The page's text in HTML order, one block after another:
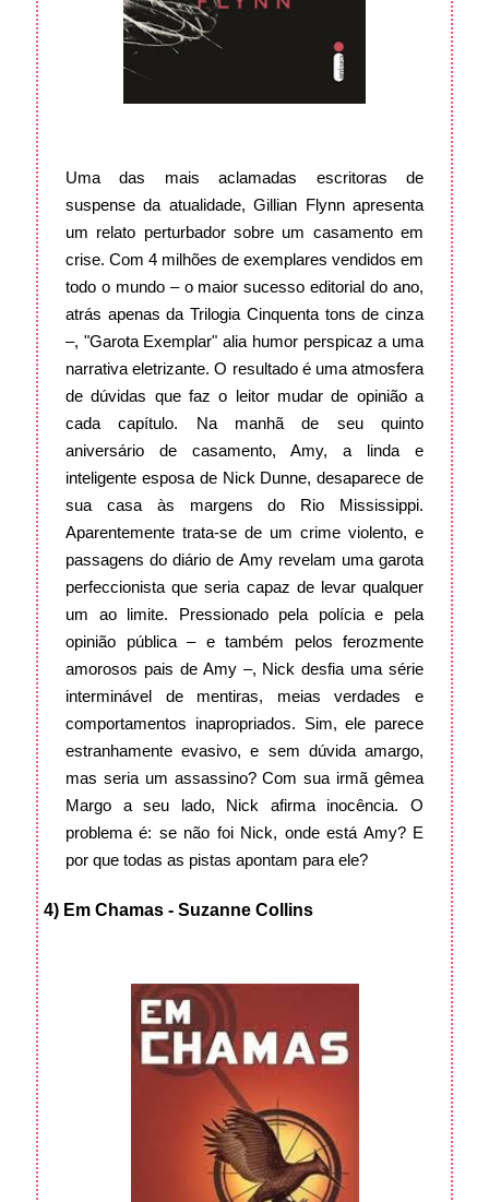
Uma das mais aclamadas escritoras de
suspense da atualidade, Gillian Flynn apresenta
um relato perturbador sobre um casamento em
crise. Com 4 milhões de exemplares vendidos em
todo o mundo – o maior sucesso editorial do ano,
atrás apenas da Trilogia Cinquenta tons de cinza
–, "Garota Exemplar" alia humor perspicaz a uma
narrativa eletrizante. O resultado é uma atmosfera
de dúvidas que faz o leitor mudar de opinião a
cada capítulo. Na manhã de seu quinto
aniversário de casamento, Amy, a linda e
inteligente esposa de Nick Dunne, desaparece de
sua casa às margens do Rio Mississippi.
Aparentemente trata-se de um crime violento, e
passagens do diário de Amy revelam uma garota
perfeccionista que seria capaz de levar qualquer
um ao limite. Pressionado pela polícia e pela
opinião pública – e também pelos ferozmente
amorosos pais de Amy –, Nick desfia uma série
interminável de mentiras, meias verdades e
comportamentos inapropriados. Sim, ele parece
estranhamente evasivo, e sem dúvida amargo,
mas seria um assassino? Com sua irmã gêmea
Margo a seu lado, Nick afirma inocência. O
problema é: se não foi Nick, onde está Amy? E
por que todas as pistas apontam para ele?
4) Em Chamas - Suzanne Collins